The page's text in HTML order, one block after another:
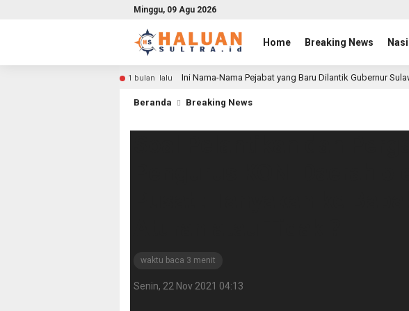
Minggu, 09 Agu 2026
Home Breaking News
1 bulan lalu Ini Nama-Nama Pejabat yang Baru Dilantik Gubernur
Beranda Breaking News
waktu baca 3 menit
Senin, 22 Nov 2021 04:13